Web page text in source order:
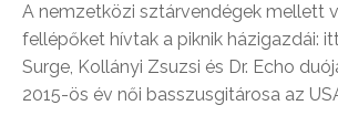
A nemzetközi sztárvendégek mellett
fellépőket hívtak a piknik házigazdái:
Surge, Kollányi Zsuzsi és Dr. Echo
2015-ös év női basszusgitárosa az